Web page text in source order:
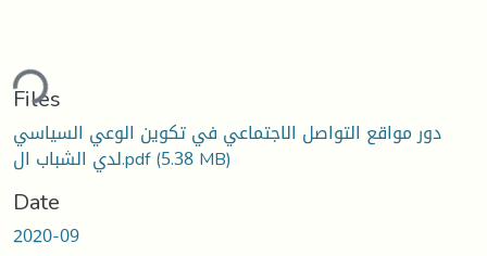
Files
دور مواقع التواصل الاجتماعي في تكوين الوعي السياسي
لدي الشباب ال.pdf(5.38 MB)
Date
2020-09